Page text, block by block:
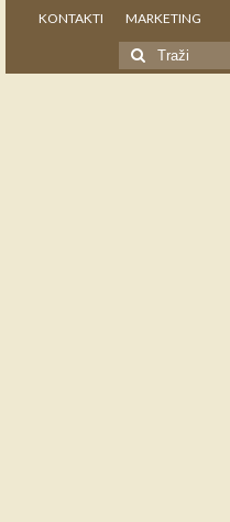
KONTAKTI MARKETING
Search
for: